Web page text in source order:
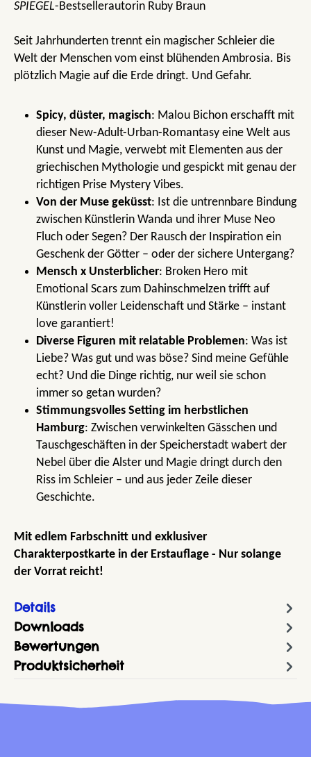
SPIEGEL-Bestsellerautorin Ruby Braun
Seit Jahrhunderten trennt ein magischer Schleier die
Welt der Menschen vom einst blühenden Ambrosia. Bis
plötzlich Magie auf die Erde dringt. Und Gefahr.
Spicy, düster, magisch: Malou Bichon erschafft mit
dieser New-Adult-Urban-Romantasy eine Welt aus
Kunst und Magie, verwebt mit Elementen aus der
griechischen Mythologie und gespickt mit genau der
richtigen Prise Mystery Vibes.
Von der Muse geküsst: Ist die untrennbare Bindung
zwischen Künstlerin Wanda und ihrer Muse Neo
Fluch oder Segen? Der Rausch der Inspiration ein
Geschenk der Götter – oder der sichere Untergang?
Mensch x Unsterblicher: Broken Hero mit
Emotional Scars zum Dahinschmelzen trifft auf
Künstlerin voller Leidenschaft und Stärke – instant
love garantiert!
Diverse Figuren mit relatable Problemen: Was ist
Liebe? Was gut und was böse? Sind meine Gefühle
echt? Und die Dinge richtig, nur weil sie schon
immer so getan wurden?
Stimmungsvolles Setting im herbstlichen
Hamburg: Zwischen verwinkelten Gässchen und
Tauschgeschäften in der Speicherstadt wabert der
Nebel über die Alster und Magie dringt durch den
Riss im Schleier – und aus jeder Zeile dieser
Geschichte.
Mit edlem Farbschnitt und exklusiver
Charakterpostkarte in der Erstauflage - Nur solange
der Vorrat reicht!
Details
Downloads
Bewertungen
Produktsicherheit